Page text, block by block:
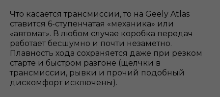
Что касается трансмиссии, то на Geely Atlas
ставится 6-ступенчатая «механика» или
«автомат». В любом случае коробка передач
работает бесшумно и почти незаметно.
Плавность хода сохраняется даже при резком
старте и быстром разгоне (щелчки в
трансмиссии, рывки и прочий подобный
дискомфорт исключены).